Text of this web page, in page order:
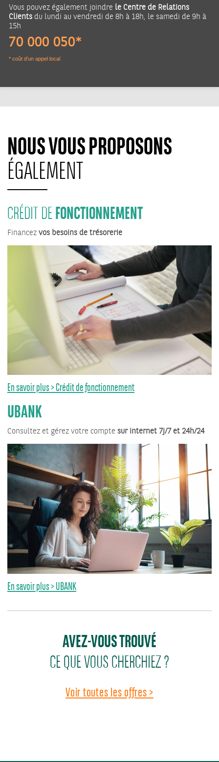
Vous pouvez également joindre le Centre de Relations
Clients du lundi au vendredi de 8h à 18h, le samedi de 9h à
15h
70 000 050*
* coût d’un appel local
NOUS VOUS PROPOSONS
ÉGALEMENT
CRÉDIT DEFONCTIONNEMENT
Financezvos besoins de trésorerie
En savoir plus > Crédit de fonctionnement
UBANK
Consultez et gérez votre compte sur internet 7j/7 et 24h/24
En savoir plus > UBANK
AVEZ-VOUS TROUVÉ
CE QUE VOUS CHERCHIEZ ?
Voir toutes les offres >